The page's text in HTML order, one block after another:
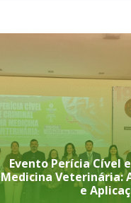
Evento Perícia Cível
Medicina Veterinária:
e